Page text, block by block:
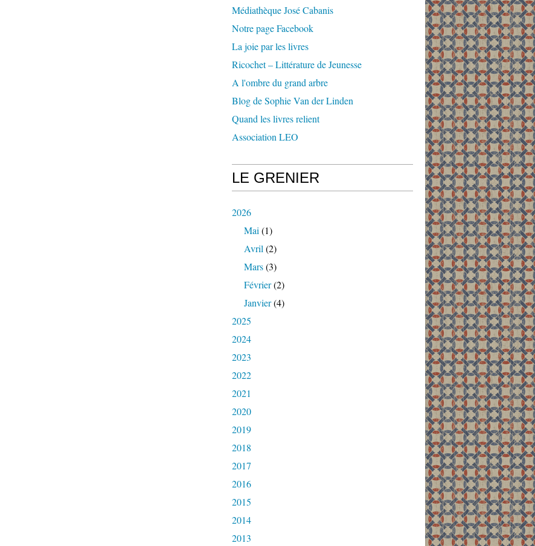
Médiathèque José Cabanis
Notre page Facebook
La joie par les livres
Ricochet – Littérature de Jeunesse
A l'ombre du grand arbre
Blog de Sophie Van der Linden
Quand les livres relient
Association LEO
LE GRENIER
2026
Mai (1)
Avril (2)
Mars(3)
Février(2)
Janvier(4)
2025
2024
2023
2022
2021
2020
2019
2018
2017
2016
2015
2014
2013